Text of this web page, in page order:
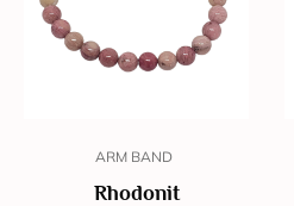
ARM BAND
Rhodonit